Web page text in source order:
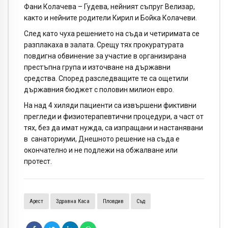
Фани Колачева – Гудева, нейният съпруг Велизар,
както и нейните родители Кирил и Бойка Колачеви.
След като чуха решението на съда и четиримата се
разплакаха в залата. Срещу тях прокуратурата
повдигна обвинение за участие в организирана
престъпна група и източване на държавни
средства. Според разследващите те са ощетили
държавния бюджет с половин милион евро.
На над 4 хиляди пациенти са извършени фиктивни
прегледи и физиотерапевтични процедури, а част от
тях, без да имат нужда, са изпращани и настанявани
в санаториуми, Днешното решение на съда е
окончателно и не подлежи на обжалване или
протест.
Арест Здравна Каса Пловдив Съд